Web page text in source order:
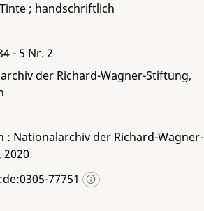
; handschriftlich
- 5 Nr. 2
der Richard-Wagner-Stiftung,
: Nationalarchiv der Richard-Wagner-
77751